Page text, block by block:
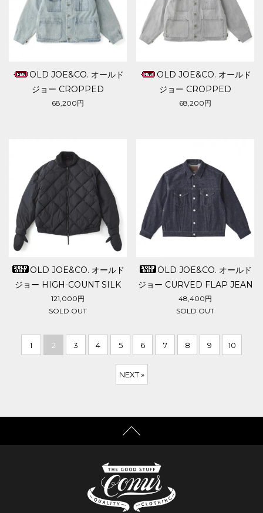
OLD JOE&CO. オールド
ジョー CROPPED
ENGINEERING JACKET
68,200円
OLD JOE&CO. オールド
ジョー CROPPED
ENGINEERING JACKET
68,200円
OLD JOE&CO. オールド
ジョー HIGH-COUNT SILK
MITTEN PUFF JACKET
121,000円
SOLD OUT
OLD JOE&CO. オールド
ジョー CURVED FLAP JEAN
JACKET
48,400円
SOLD OUT
1 2 3 4 5 6 7 8 9 10
NEXT »